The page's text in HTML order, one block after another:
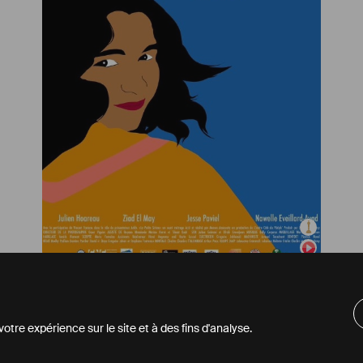
expérience sur le site et à des fins d'analyse.